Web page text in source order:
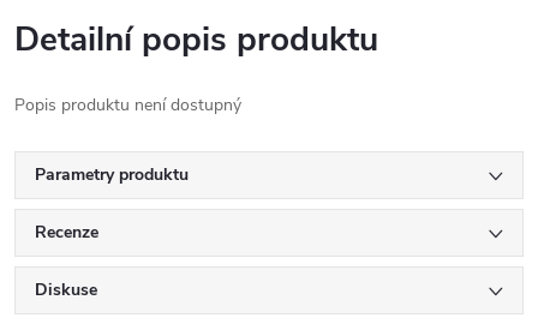
Detailní popis produktu
Popis produktu není dostupný
Parametry produktu
Recenze
Diskuse